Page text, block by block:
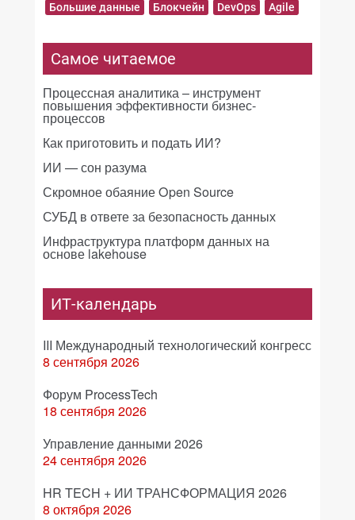
Большие данные
Блокчейн DevOps Agile
Самое читаемое
Процессная аналитика – инструмент
повышения эффективности бизнес-
процессов
Как приготовить и подать ИИ?
ИИ — сон разума
Скромное обаяние Open Source
СУБД в ответе за безопасность данных
Инфраструктура платформ данных на
основе lakehouse
ИТ-календарь
III Международный технологический конгресс
8 сентября 2026
Форум ProcessTech
18 сентября 2026
Управление данными 2026
24 сентября 2026
HR TECH + ИИ ТРАНСФОРМАЦИЯ 2026
8 октября 2026